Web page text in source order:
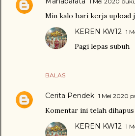
Min kalo hari kerja upload
BALAS
KEREN KW12 1
Pagi lepas subuh
Cerita Pendek 1 Mei 2020
Komentar ini telah
KEREN KW12 1